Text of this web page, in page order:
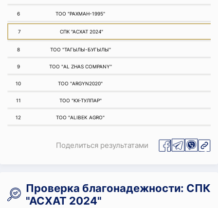
6 ТОО "РАХМАН-1995"
7 СПК "АСХАТ 2024"
8 ТОО "ТАГЫЛЫ-БУГЫЛЫ"
9 ТОО "AL ZHAS COMPANY"
10 ТОО "ARGYN2020"
11 ТОО "КХ-ТУЛПАР"
12 ТОО "ALIBEK AGRO"
Поделиться результатами
Проверка благонадежности: СПК
"АСХАТ 2024"